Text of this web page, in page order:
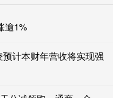
逾1%
计本财年营收将实现强